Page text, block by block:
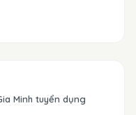
Minh tuyển dụng